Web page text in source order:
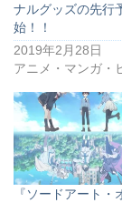
ナルグッズの先行
始！！
2019年2月28日
アニメ・マンガ・
『ソードアート・